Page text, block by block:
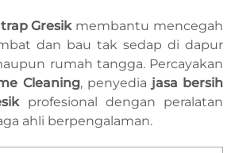
Gresikmembantu mencegah
dan bau tak sedap di dapur
rumah tangga. Percayakan
Cleaning, penyedia jasa bersih
profesional dengan peralatan
ahli berpengalaman.